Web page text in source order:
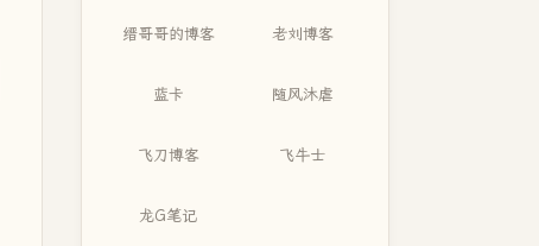
缙哥哥的博客 老刘博客
蓝卡 随风沐虐
飞刀博客 飞牛士
龙G笔记